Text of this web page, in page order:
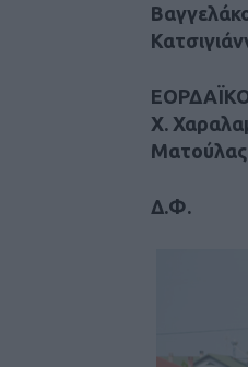
Χ.
Ματούλας
Δ.Φ.